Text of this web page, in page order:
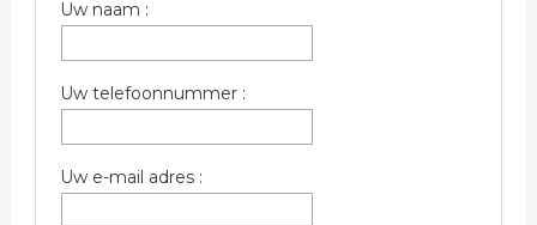
de plaats Beverwijk . De bedrijven zijn gekoppeld aan
Trefwoorden:
dierenwinkel dierenzaak
Uw naam :
Uw telefoonnummer :
Uw e-mail adres :